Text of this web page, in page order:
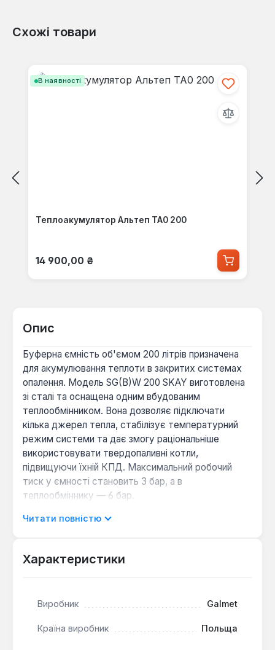
Схожі товари
В наявності
Теплоакумулятор Альтеп ТА0 200
Звичайна ціна:
14 900,00 ₴
Опис
Буферна ємність об'ємом 200 літрів призначена
для акумулювання теплоти в закритих системах
опалення. Модель SG(B)W 200 SKAY виготовлена
зі сталі та оснащена одним вбудованим
теплообмінником. Вона дозволяє підключати
кілька джерел тепла, стабілізує температурний
режим системи та дає змогу раціональніше
використовувати твердопаливні котли,
підвищуючи їхній КПД. Максимальний робочий
тиск у ємності становить 3 бар, а в
теплообміннику — 6 бар.
котла, запобігаючи його втратам, і віддає його
передбачає можливість встановлення
діаметр підключення контуру опалення 1 1/2".
Читати повністю
Характеристики
Виробник Galmet
Країна виробник Польща